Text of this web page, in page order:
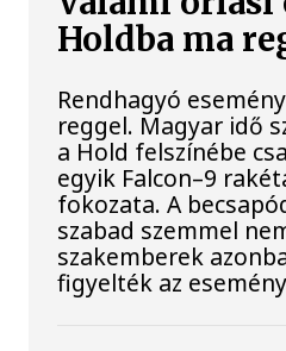
Holdba ma
Rendhagyó
reggel. Magyar idő
a Hold felszínébe
egyik Falcon–9
fokozata. A
szabad szemmel
szakemberek
figyelték az